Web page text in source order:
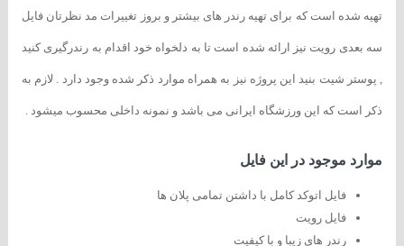
تهیه شده است که برای تهیه رندر های بیشتر و بروز تغییرات مد نظرتان فایل
سه بعدی رویت نیز ارائه شده است تا به دلخواه خود اقدام به رندرگیری کنید
, پوستر شیت بنید این پروژه نیز به همراه موارد ذکر شده وجود دارد . لازم به
ذکر است که این ورزشگاه ایرانی می باشد و نمونه داخلی محسوب میشود .
موارد موجود در این فایل
فایل اتوکد کامل با داشتن تمامی پلان ها
فایل رویت
رندر های زیبا و با کیفیت